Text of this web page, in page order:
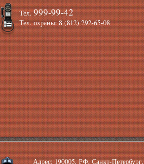
Тел.999-99-42
Тел. охраны: 8 (812) 292-65-08
Адрес: 190005, РФ, Санкт-Петербург,